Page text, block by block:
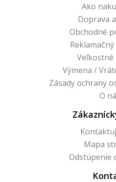
Ako
Doprava
Obchodné
Výmena /
Zásady ochrany
O
Mapa
Odstúpenie